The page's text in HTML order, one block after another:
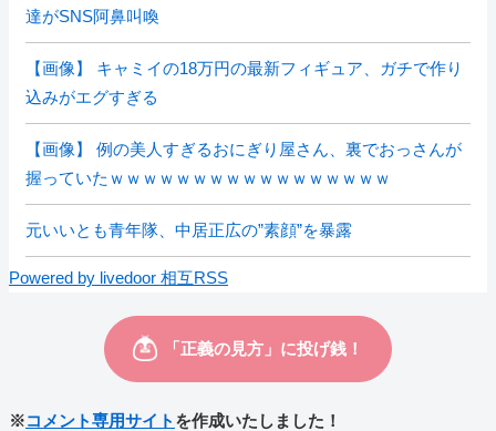
達がSNS阿鼻叫喚
【画像】 キャミイの18万円の最新フィギュア、ガチで作り
込みがエグすぎる
【画像】 例の美人すぎるおにぎり屋さん、裏でおっさんが
握っていたｗｗｗｗｗｗｗｗｗｗｗｗｗｗｗｗｗ
元いいとも青年隊、中居正広の”素顔”を暴露
Powered by livedoor 相互RSS
※コメント専用サイト を作成いたしました！